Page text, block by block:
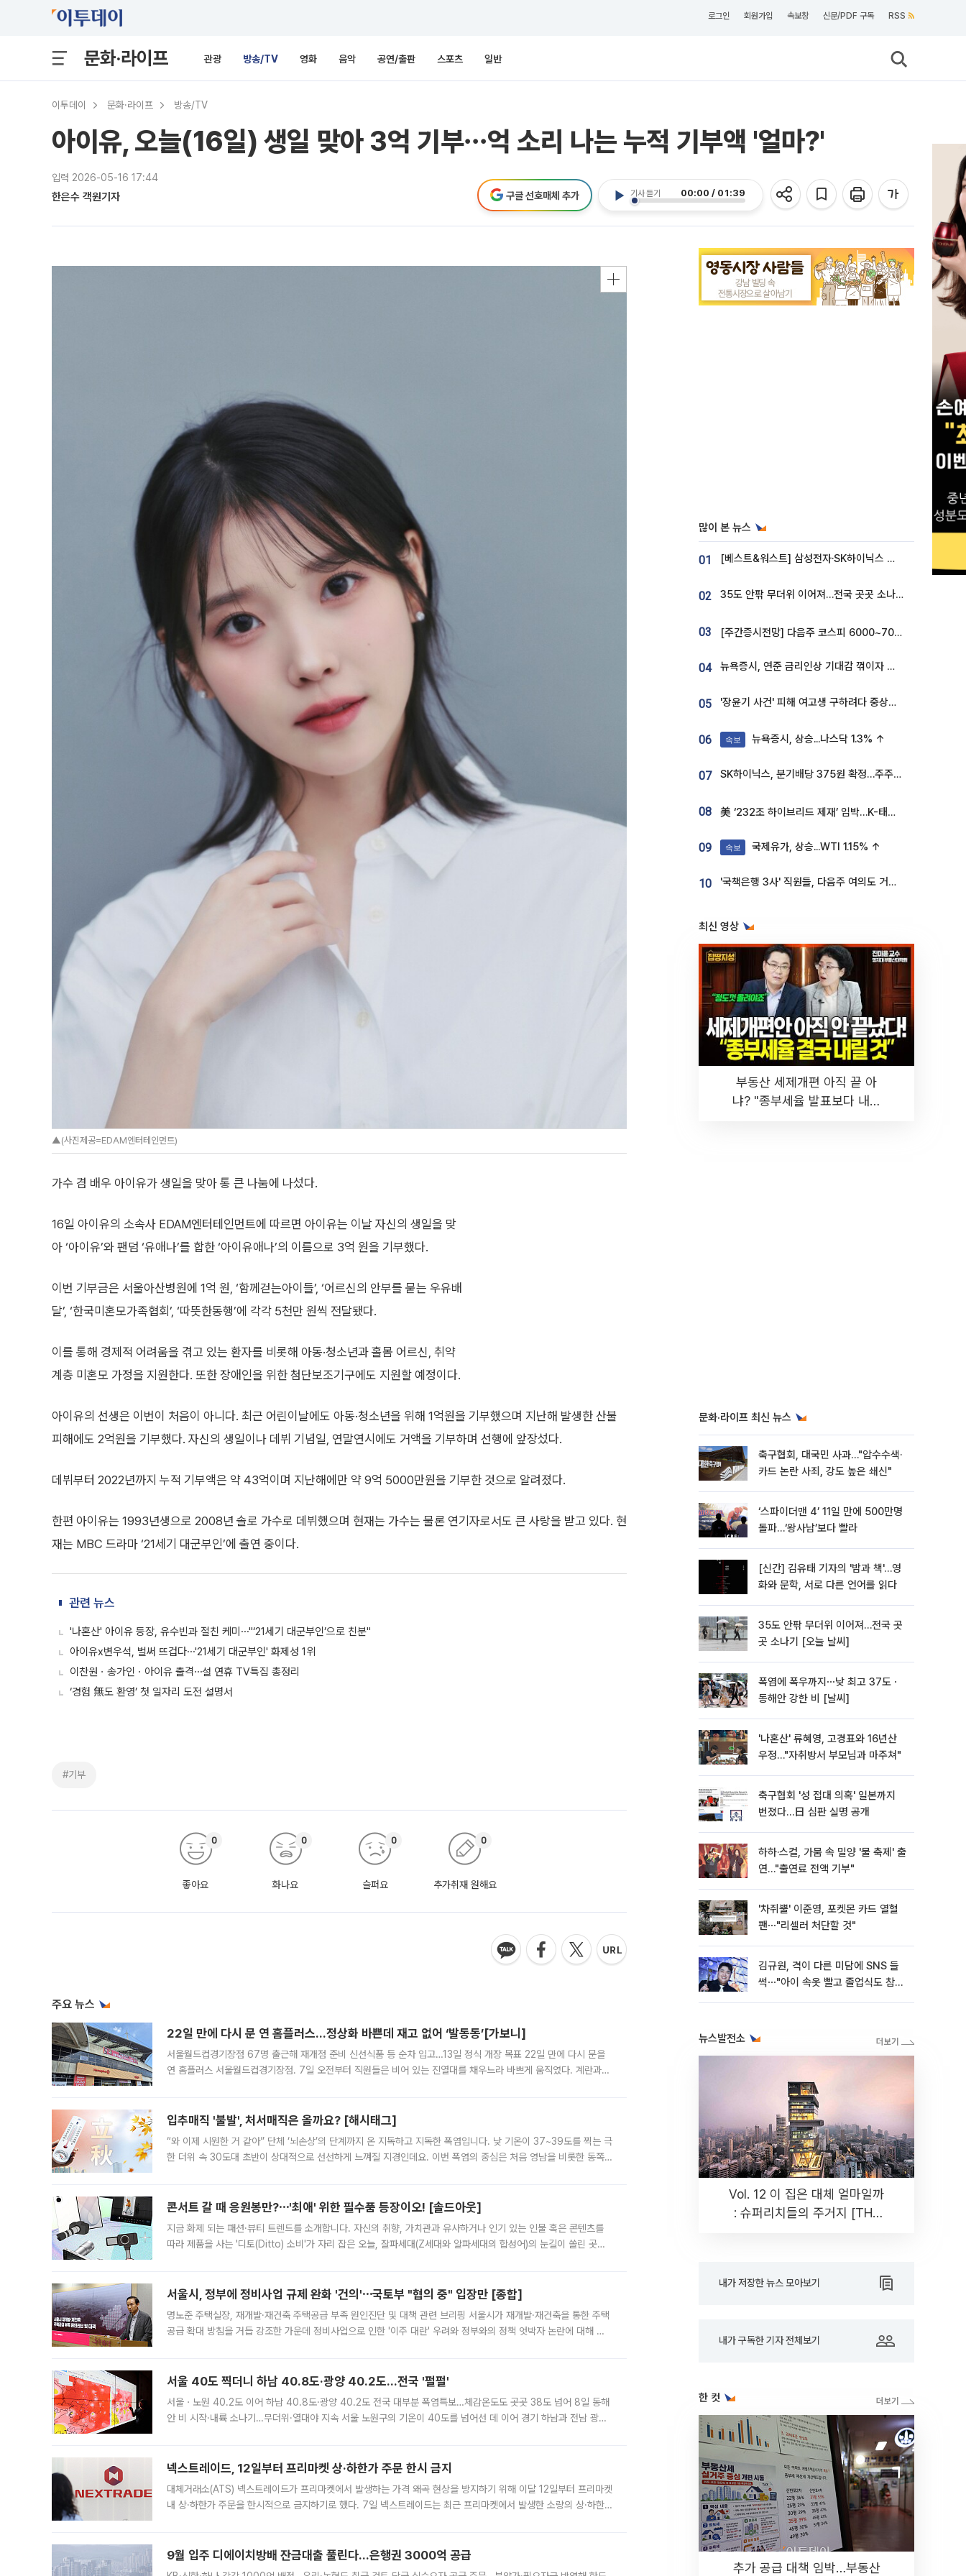
로그인 회원가입 속보창 신문/PDF 구독 RSS
문화·라이프 관광 방송/TV 영화 음악 공연/출판 스포츠 일반
이투데이 문화·라이프 방송/TV
아이유, 오늘(16일) 생일 맞아 3억 기부⋯억 소리 나는 누적 기부액 '얼마?'
입력 2026-05-16 17:44
한은수 객원기자 기사 듣기 00:00 / 01:39
구글 선호매체 추가
▲(사진제공=EDAM엔터테인먼트)
가수 겸 배우 아이유가 생일을 맞아 통 큰 나눔에 나섰다.
16일 아이유의 소속사 EDAM엔터테인먼트에 따르면 아이유는 이날 자신의 생일을 맞
아 ‘아이유’와 팬덤 ‘유애나’를 합한 ‘아이유애나’의 이름으로 3억 원을 기부했다.
이번 기부금은 서울아산병원에 1억 원, ‘함께걷는아이들’, ‘어르신의 안부를 묻는 우유배
달’, ‘한국미혼모가족협회’, ‘따뜻한동행’에 각각 5천만 원씩 전달됐다.
이를 통해 경제적 어려움을 겪고 있는 환자를 비롯해 아동·청소년과 홀몸 어르신, 취약
계층 미혼모 가정을 지원한다. 또한 장애인을 위한 첨단보조기구에도 지원할 예정이다.
아이유의 선생은 이번이 처음이 아니다. 최근 어린이날에도 아동·청소년을 위해 1억원을 기부했으며 지난해 발생한 산불
피해에도 2억원을 기부했다. 자신의 생일이나 데뷔 기념일, 연말연시에도 거액을 기부하며 선행에 앞장섰다.
데뷔부터 2022년까지 누적 기부액은 약 43억이며 지난해에만 약 9억 5000만원을 기부한 것으로 알려졌다.
한편 아이유는 1993년생으로 2008년 솔로 가수로 데뷔했으며 현재는 가수는 물론 연기자로서도 큰 사랑을 받고 있다. 현
재는 MBC 드라마 ‘21세기 대군부인’에 출연 중이다.
관련 뉴스
'나혼산' 아이유 등장, 유수빈과 절친 케미⋯"‘21세기 대군부인’으로 친분"
아이유x변우석, 벌써 뜨겁다⋯'21세기 대군부인' 화제성 1위
이찬원ㆍ송가인ㆍ아이유 출격⋯설 연휴 TV특집 총정리
‘경험 無도 환영’ 첫 일자리 도전 설명서
#기부
좋아요
0
화나요
0
슬퍼요
0
추가취재 원해요
0
주요 뉴스
22일 만에 다시 문 연 홈플러스…정상화 바쁜데 재고 없어 ‘발동동’[가보니]
서울월드컵경기장점 67명 출근해 재개점 준비 신선식품 등 순차 입고…13일 정식 개장 목표 22일 만에 다시 문을
연 홈플러스 서울월드컵경기장점. 7일 오전부터 직원들은 비어 있는 진열대를 채우느라 바쁘게 움직였다. 계란과
입추매직 '불발', 처서매직은 올까요? [해시태그]
“와 이제 시원한 거 같아” 단체 ‘뇌손상’의 단계까지 온 지독하고 지독한 폭염입니다. 낮 기온이 37~39도를 찍는 극
한 더위 속 30도대 초반이 상대적으로 선선하게 느껴질 지경인데요. 이번 폭염의 중심은 처음 영남을 비롯한 동쪽
콘서트 갈 때 응원봉만?⋯'최애' 위한 필수품 등장이오! [솔드아웃]
지금 화제 되는 패션·뷰티 트렌드를 소개합니다. 자신의 취향, 가치관과 유사하거나 인기 있는 인물 혹은 콘텐츠를
따라 제품을 사는 '디토(Ditto) 소비'가 자리 잡은 오늘, 잘파세대(Z세대와 알파세대의 합성어)의 눈길이 쏠린 곳은
서울시, 정부에 정비사업 규제 완화 '건의'⋯국토부 "협의 중" 입장만 [종합]
명노준 주택실장, 재개발·재건축 주택공급 부족 원인진단 및 대책 관련 브리핑 서울시가 재개발·재건축을 통한 주택
공급 확대 방침을 거듭 강조한 가운데 정비사업으로 인한 '이주 대란' 우려와 정부와의 정책 엇박자 논란에 대해 정
서울 40도 찍더니 하남 40.8도·광양 40.2도…전국 '펄펄'
서울ㆍ노원 40.2도 이어 하남 40.8도·광양 40.2도 전국 대부분 폭염특보…체감온도도 곳곳 38도 넘어 8일 동해
안 비 시작·내륙 소나기…무더위·열대야 지속 서울 노원구의 기온이 40도를 넘어선 데 이어 경기 하남과 전남 광양
넥스트레이드, 12일부터 프리마켓 상·하한가 주문 한시 금지
대체거래소(ATS) 넥스트레이드가 프리마켓에서 발생하는 가격 왜곡 현상을 방지하기 위해 이달 12일부터 프리마켓
내 상·하한가 주문을 한시적으로 금지하기로 했다. 7일 넥스트레이드는 최근 프리마켓에서 발생한 소량의 상·하한
9월 입주 디에이치방배 잔금대출 풀린다…은행권 3000억 공급
많이 본 뉴스
01 [베스트&워스트] 삼성전자·SK하이닉스 밀린 한 주…상상인증권은 85% 급등
02 35도 안팎 무더위 이어져…전국 곳곳 소나기 [오늘 날씨]
03 [주간증시전망] 다음주 코스피 6000~7000⋯“外人 수급은 정책이 변수”
04 뉴욕증시, 연준 금리인상 기대감 꺾이자 상승...S&P500 사상 최고치 [종합]
05 '장윤기 사건' 피해 여고생 구하려다 중상…고교생 의상자 지정
06 속보 뉴욕증시, 상승...나스닥 1.3% ↑
07 SK하이닉스, 분기배당 375원 확정…주주환원책 9월로 앞당겨 발표
08 美 ‘232조 하이브리드 제재’ 임박…K-태양광, 불확실성 털고 날개 다나
09 속보 국제유가, 상승...WTI 1.15% ↑
10 '국책은행 3사' 직원들, 다음주 여의도 거리 나서는 까닭은
최신 영상
부동산 세제개편 아직 끝 아
냐? "종부세율 발표보다 내릴
문화·라이프 최신 뉴스
축구협회, 대국민 사과…"압수수색·
카드 논란 사죄, 강도 높은 쇄신"
‘스파이더맨 4’ 11일 만에 500만명
돌파…‘왕사남’보다 빨라
[신간] 김유태 기자의 '밤과 책'…영
화와 문학, 서로 다른 언어를 읽다
35도 안팎 무더위 이어져…전국 곳
곳 소나기 [오늘 날씨]
폭염에 폭우까지⋯낮 최고 37도ㆍ
동해안 강한 비 [날씨]
'나혼산' 류혜영, 고경표와 16년산
우정…"자취방서 부모님과 마주쳐"
축구협회 '성 접대 의혹' 일본까지
번졌다…日 심판 실명 공개
하하·스컬, 가뭄 속 밀양 '물 축제' 출
연…"출연료 전액 기부"
'차쥐뿔' 이준영, 포켓몬 카드 열혈
팬⋯"리셀러 처단할 것"
김규원, 격이 다른 미담에 SNS 들
썩⋯"아이 속옷 빨고 졸업식도 참
뉴스발전소
Vol. 12 이 집은 대체 얼마일까
: 슈퍼리치들의 주거지 [THE
내가 저장한 뉴스 모아보기
내가 구독한 기자 전체보기
한 컷
추가 공급 대책 임박…부동산